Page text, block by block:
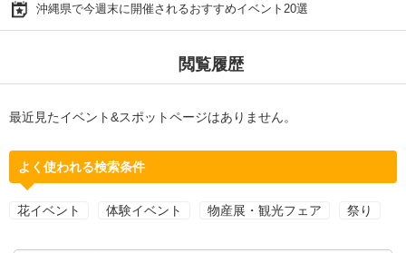
沖縄県で今週末に開催されるおすすめイベント20選
閲覧履歴
最近見たイベント&スポットページはありません。
よく使われる検索条件
花イベント 体験イベント 物産展・観光フェア 祭り